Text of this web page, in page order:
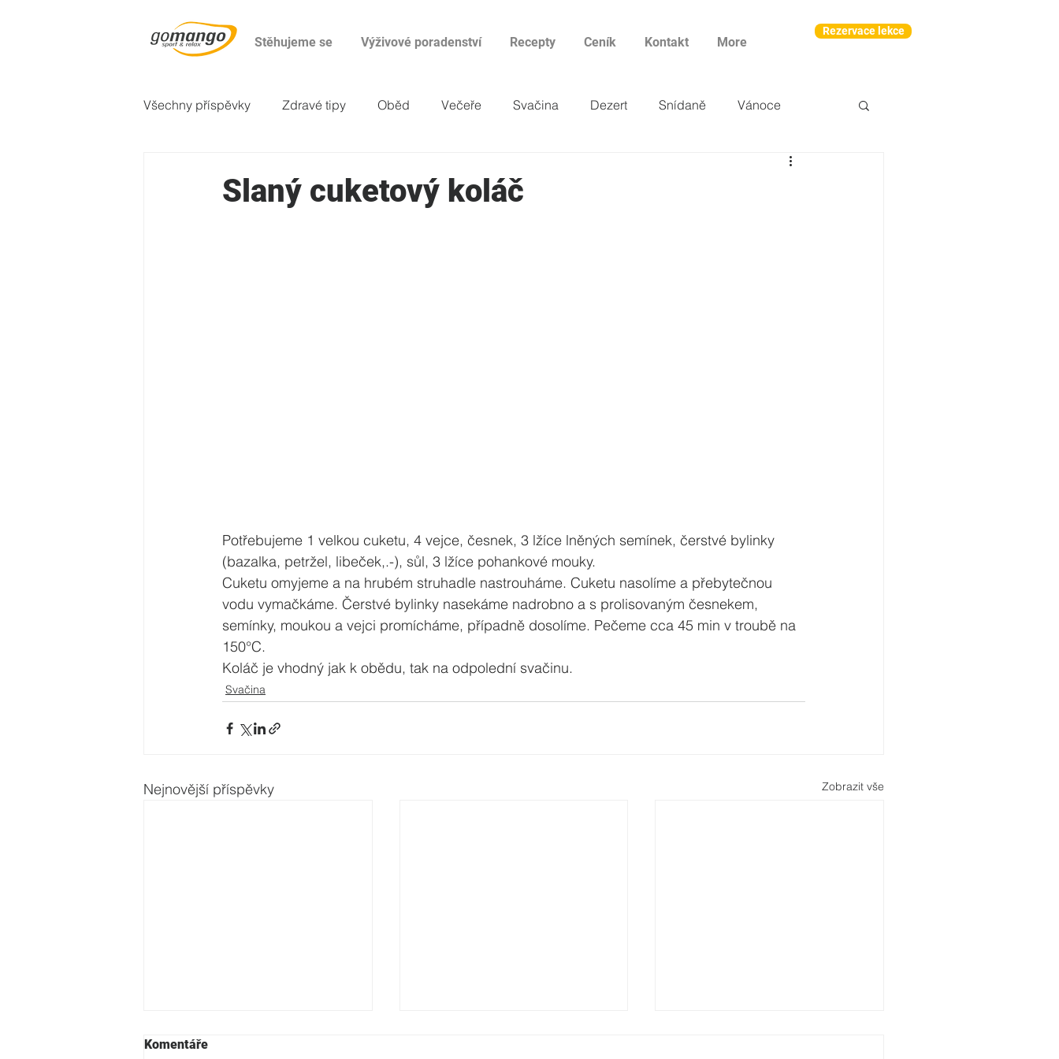
Stěhujeme se Výživové poradenství Recepty Ceník Kontakt More
Rezervace lekce
Všechny příspěvky Zdravé tipy Oběd Večeře Svačina Dezert Snídaně Vánoce
Slaný cuketový koláč
Potřebujeme 1 velkou cuketu, 4 vejce, česnek, 3 lžíce lněných semínek, čerstvé bylinky
(bazalka, petržel, libeček,.-), sůl, 3 lžíce pohankové mouky.
Cuketu omyjeme a na hrubém struhadle nastrouháme. Cuketu nasolíme a přebytečnou
vodu vymačkáme. Čerstvé bylinky nasekáme nadrobno a s prolisovaným česnekem,
semínky, moukou a vejci promícháme, případně dosolíme. Pečeme cca 45 min v troubě na
150°C.
Koláč je vhodný jak k obědu, tak na odpolední svačinu.
Svačina
Nejnovější příspěvky Zobrazit vše
Komentáře